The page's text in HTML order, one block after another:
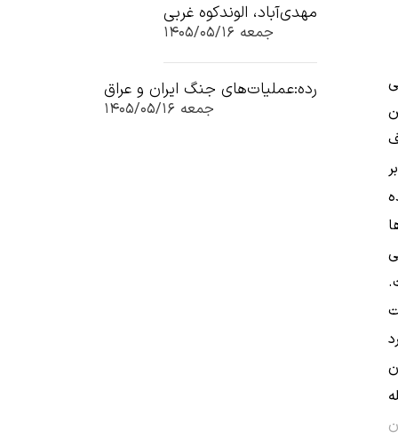
مهدی‌آباد، الوندکوه غربی
جمعه ۱۴۰۵/۰۵/۱۶
رده:عملیات‌های جنگ ایران و عراق
جمعه ۱۴۰۵/۰۵/۱۶